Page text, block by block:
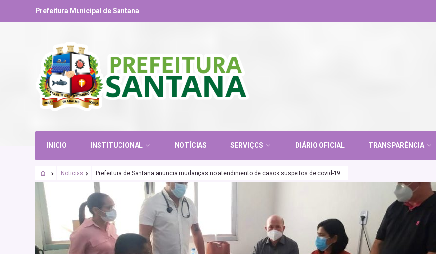
Prefeitura Municipal de Santana
INICIO INSTITUCIONAL NOTÍCIAS SERVIÇOS DIÁRIO OFICIAL TRANSPARÊNCIA
Noticias Prefeitura de Santana anuncia mudanças no atendimento de casos suspeitos de covid-19